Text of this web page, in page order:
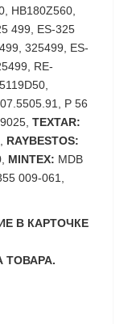
HB180Z560,
499, ES-325
325499, ES-
RE-
07.5505.91, P 56
TEXTAR:
RAYBESTOS:
MINTEX: MDB
009-061,
В КАРТОЧКЕ
ТОВАРА.